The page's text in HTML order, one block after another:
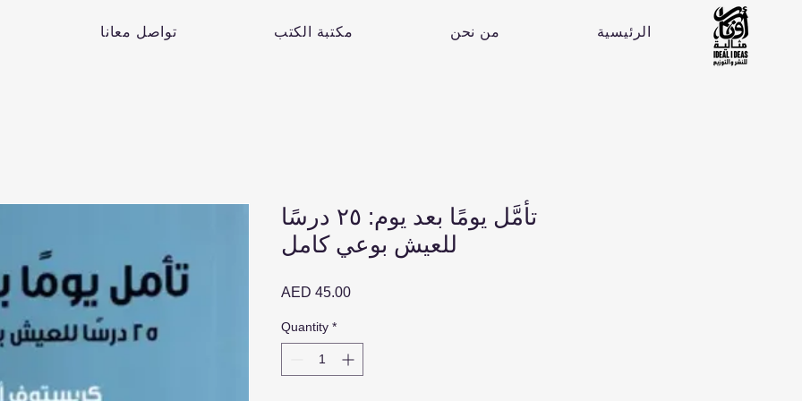
تواصل معانا مكتبة الكتب من نحن الرئيسية
تأمَّل يومًا بعد يوم: ٢٥ درسًا
للعيش بوعي كامل
AED 45.00Price
Quantity *